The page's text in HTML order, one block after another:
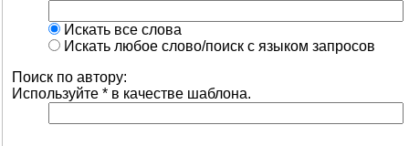
Искать все слова
Искать любое слово/поиск с языком запросов
Поиск по автору:
Используйте * в качестве шаблона.